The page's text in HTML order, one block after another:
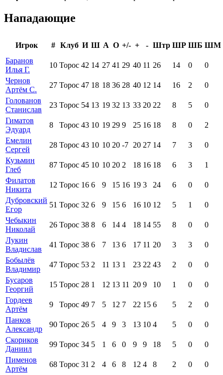
Нападающие
Игрок # Клуб И Ш А О +/- + - Штр ШР ШБ ШМ
Баранов
Илья Г.
10 Торос 42 14 27 41 29 40 11 26 14 0
0
Чернов
Артём С.
27 Торос 47 18 18 36 28 40 12 14 16 2
0
Голованов
Станислав
23 Торос 54 13 19 32 13 33 20 22 8 5
0
Гиматов
Эдуард
8 Торос 43 10 19 29 9 25 16 18 8 0
2
Емелин
Сергей
28 Торос 43 10 10 20 -7 20 27 14 7 3
0
Кузьмин
Глеб
87 Торос 45 10 10 20 2 18 16 18 6 3
1
Филатов
Никита
12 Торос 16 6 9 15 16 19 3 24 6 0
0
Дубровский
Егор
51 Торос 32 6 9 15 6 16 10 12 5 1
0
Чебыкин
Николай
26 Торос 38 8 6 14 4 18 14 55 8 0
0
Лукин
Владислав
41 Торос 38 6 7 13 6 17 11 20 3 3
0
Бобылёв
Владимир
47 Торос 53 2 11 13 1 23 22 43 2 0
0
Бусаров
Георгий
15 Торос 28 1 12 13 11 20 9 10 1 0
0
Гордеев
Артём
9 Торос 49 7 5 12 7 22 15 6 5 2
0
Панков
Александр
90 Торос 26 5 4 9 3 13 10 4 5 0
0
Скориков
Даниил
99 Торос 34 5 1 6 0 9 9 18 5 0
0
Пименов
Артём
68 Торос 31 2 4 6 8 12 4 8 2 0
0